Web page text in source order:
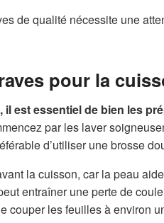
de qualité nécessite une
pour la
il est essentiel de bien les
par les laver
d’utiliser une brosse
la cuisson, car la peau
entraîner une perte de
couper les feuilles à environ